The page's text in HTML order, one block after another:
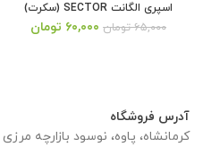
اسپری الگانت SECTOR (سکرت)
۶۵,۰۰۰ تومان قیمت
۶۰,۰۰۰ تومان
آدرس فروشگاه